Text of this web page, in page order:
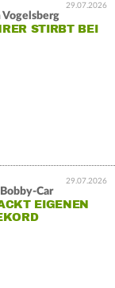
29.07.2026
STIRBT BEI
29.07.2026
Car
EIGENEN